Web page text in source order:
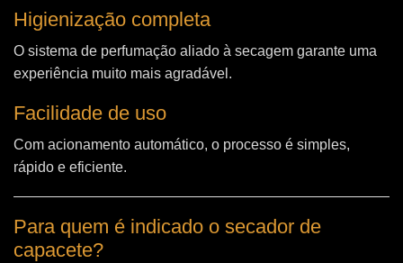
Higienização completa
O sistema de perfumação aliado à secagem garante uma
experiência muito mais agradável.
Facilidade de uso
Com acionamento automático, o processo é simples,
rápido e eficiente.
Para quem é indicado o secador de
capacete?